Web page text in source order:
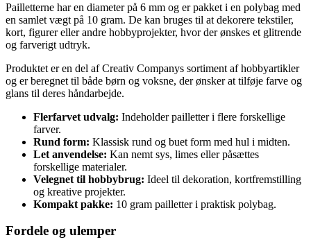
Pailletterne har en diameter på 6 mm og er pakket i en polybag med
en samlet vægt på 10 gram. De kan bruges til at dekorere tekstiler,
kort, figurer eller andre hobbyprojekter, hvor der ønskes et glitrende
og farverigt udtryk.
Produktet er en del af Creativ Companys sortiment af hobbyartikler
og er beregnet til både børn og voksne, der ønsker at tilføje farve og
glans til deres håndarbejde.
Flerfarvet udvalg: Indeholder pailletter i flere forskellige
farver.
Rund form: Klassisk rund og buet form med hul i midten.
Let anvendelse: Kan nemt sys, limes eller påsættes
forskellige materialer.
Velegnet til hobbybrug: Ideel til dekoration, kortfremstilling
og kreative projekter.
Kompakt pakke: 10 gram pailletter i praktisk polybag.
Fordele og ulemper